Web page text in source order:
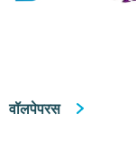
वॉलपेपरस